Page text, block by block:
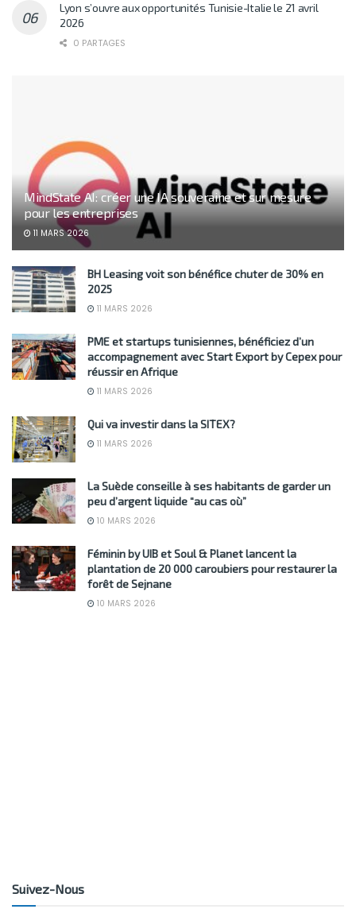
Lyon s’ouvre aux opportunités Tunisie-Italie le 21 avril
2026
0 PARTAGES
MindState AI: créer une IA souveraine et sur mesure
pour les entreprises
11 MARS 2026
BH Leasing voit son bénéfice chuter de 30% en
2025
11 MARS 2026
PME et startups tunisiennes, bénéficiez d’un
accompagnement avec Start Export by Cepex pour
réussir en Afrique
11 MARS 2026
Qui va investir dans la SITEX?
11 MARS 2026
La Suède conseille à ses habitants de garder un
peu d’argent liquide “au cas où”
10 MARS 2026
Féminin by UIB et Soul & Planet lancent la
plantation de 20 000 caroubiers pour restaurer la
forêt de Sejnane
10 MARS 2026
Suivez-Nous